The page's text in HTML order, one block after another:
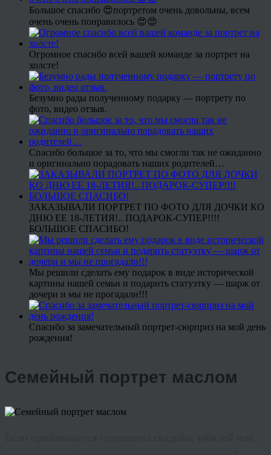
Большое спасибо 😍портретом очень довольны, всем
очень очень понравилось 😍😍
Огромное спасибо всей вашей команде за портрет на
холсте!
Безумно рады полученному подарку — портрету по
фото, видео отзыв.
Спасибо большое за то, что мы смогли так не ожиданно
и оригинально порадовать наших родителей…
ЗАКАЗЫВАЛИ ПОРТРЕТ ПО ФОТО ДЛЯ ДОЧКИ КО
ДНЮ ЕЕ 18-ЛЕТИЯ!.. ПОДАРОК-СУПЕР!!!!
БОЛЬШОЕ СПАСИБО!
Мы решили сделать ему подарок в виде исторической
картины нашей семьи и подарить статуэтку — шарж от
дочери и мы не прогадали!!!
Спасибо за замечательный портрет-сюрприз на мой день
рождения!
Семейный портрет маслом